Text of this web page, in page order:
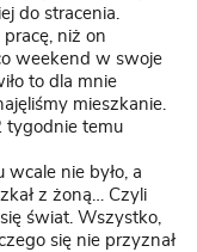
do stracenia.
pracę, niż on
weekend w swoje
to dla mnie
mieszkanie.
tygodnie temu
wcale nie było, a
z żoną… Czyli
świat. Wszystko,
się nie przyznał